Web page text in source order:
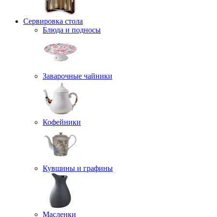
Сервировка стола
Блюда и подносы
Заварочные чайники
Кофейники
Кувшины и графины
Масленки